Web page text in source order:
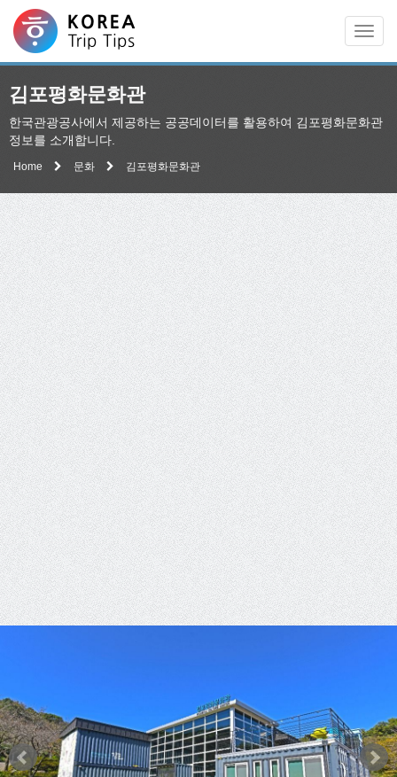
김포평화문화관
한국관광공사에서 제공하는 공공데이터를 활용하여 김포평화문화관
정보를 소개합니다.
Home 문화 김포평화문화관